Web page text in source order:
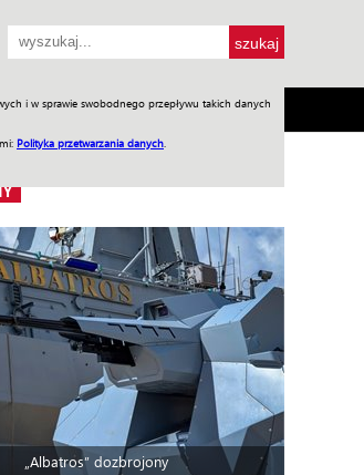
i w sprawie swobodnego przepływu takich danych
Polityka przetwarzania danych
Praca w WIW
„Albatros” dozbrojony